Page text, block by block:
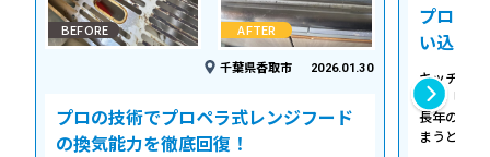
BEFORE AFTER
千葉県香取市 2026.01.30
プロの技術でプロペラ式レンジフード
の換気能力を徹底回復！
プロの
い込み
キッチン
える「シ
長年の調
まうとご